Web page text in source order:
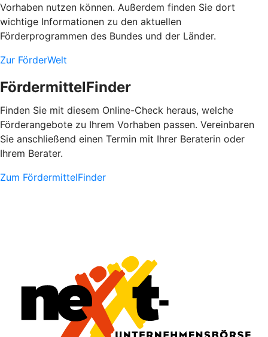
Vorhaben nutzen können. Außerdem finden Sie dort
wichtige Informationen zu den aktuellen
Förderprogrammen des Bundes und der Länder.
Zur FörderWelt
FördermittelFinder
Finden Sie mit diesem Online-Check heraus, welche
Förderangebote zu Ihrem Vorhaben passen. Vereinbaren
Sie anschließend einen Termin mit Ihrer Beraterin oder
Ihrem Berater.
Zum FördermittelFinder